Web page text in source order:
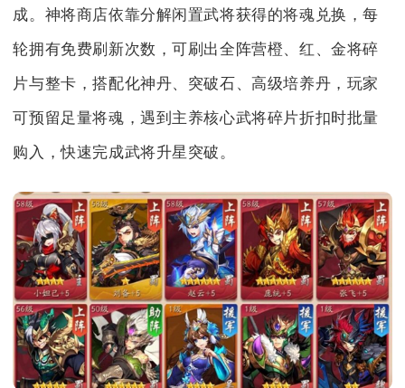
成。神将商店依靠分解闲置武将获得的将魂兑换，每
轮拥有免费刷新次数，可刷出全阵营橙、红、金将碎
片与整卡，搭配化神丹、突破石、高级培养丹，玩家
可预留足量将魂，遇到主养核心武将碎片折扣时批量
购入，快速完成武将升星突破。